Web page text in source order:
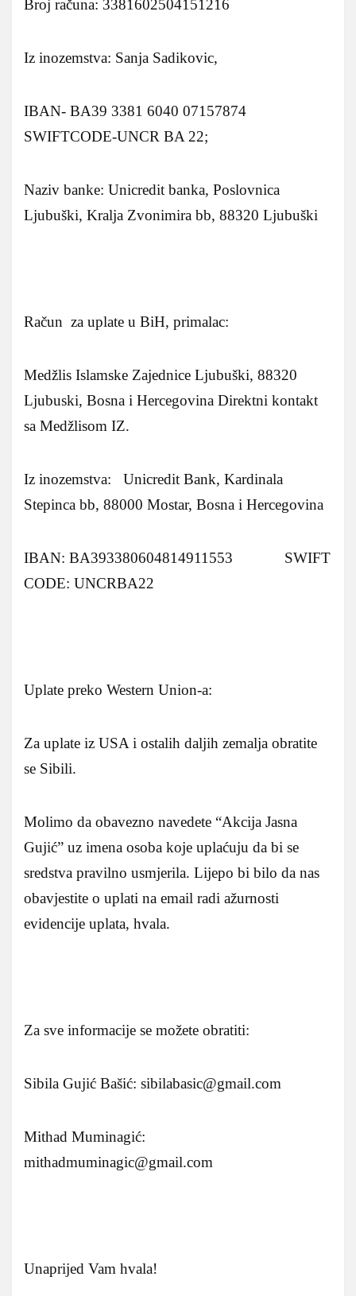
Broj računa: 3381602504151216
Iz inozemstva: Sanja Sadikovic,
IBAN- BA39 3381 6040 07157874
SWIFTCODE-UNCR BA 22;
Naziv banke: Unicredit banka, Poslovnica
Ljubuški, Kralja Zvonimira bb, 88320 Ljubuški
Račun za uplate u BiH, primalac:
Medžlis Islamske Zajednice Ljubuški, 88320
Ljubuski, Bosna i Hercegovina Direktni kontakt
sa Medžlisom IZ.
Iz inozemstva: Unicredit Bank, Kardinala
Stepinca bb, 88000 Mostar, Bosna i Hercegovina
IBAN: BA393380604814911553 SWIFT
CODE: UNCRBA22
Uplate preko Western Union-a:
Za uplate iz USA i ostalih daljih zemalja obratite
se Sibili.
Molimo da obavezno navedete “Akcija Jasna
Gujić” uz imena osoba koje uplaćuju da bi se
sredstva pravilno usmjerila. Lijepo bi bilo da nas
obavjestite o uplati na email radi ažurnosti
evidencije uplata, hvala.
Za sve informacije se možete obratiti:
Sibila Gujić Bašić: sibilabasic@gmail.com
Mithad Muminagić:
mithadmuminagic@gmail.com
Unaprijed Vam hvala!